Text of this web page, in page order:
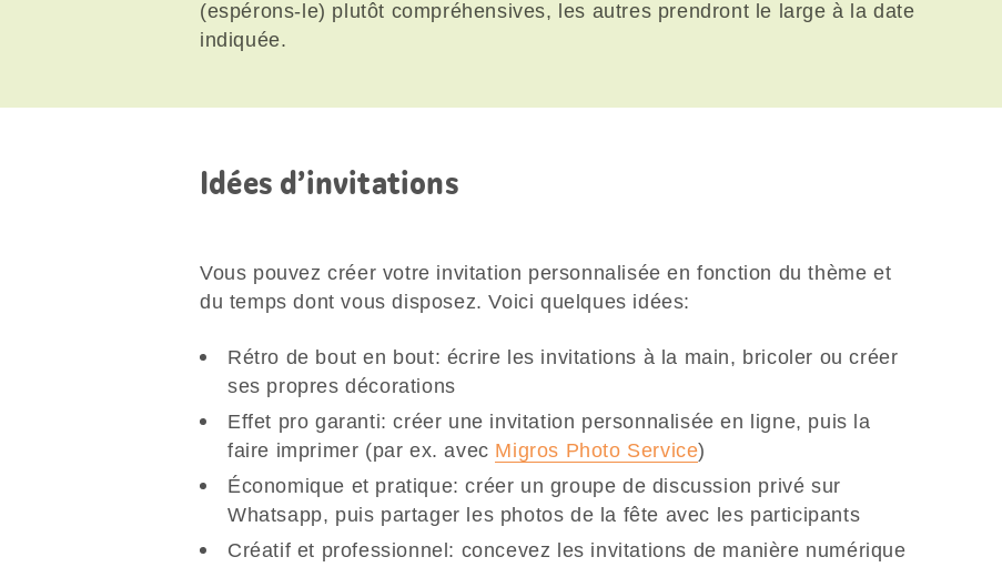
(espérons-le) plutôt compréhensives, les autres prendront le large à la date
indiquée.
Idées d’invitations
Vous pouvez créer votre invitation personnalisée en fonction du thème et
du temps dont vous disposez. Voici quelques idées:
Rétro de bout en bout: écrire les invitations à la main, bricoler ou créer
ses propres décorations
Effet pro garanti: créer une invitation personnalisée en ligne, puis la
faire imprimer (par ex. avec Migros Photo Service)
Économique et pratique: créer un groupe de discussion privé sur
Whatsapp, puis partager les photos de la fête avec les participants
Créatif et professionnel: concevez les invitations de manière numérique